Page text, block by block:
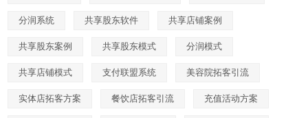
分润系统 共享股东软件 共享店铺案例
共享股东案例 共享股东模式 分润模式
共享店铺模式 支付联盟系统 美容院拓客引流
实体店拓客方案 餐饮店拓客引流 充值活动方案